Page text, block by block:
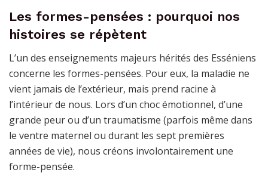
Les formes-pensées : pourquoi nos
histoires se répètent
L’un des enseignements majeurs hérités des Esséniens
concerne les formes-pensées. Pour eux, la maladie ne
vient jamais de l’extérieur, mais prend racine à
l’intérieur de nous. Lors d’un choc émotionnel, d’une
grande peur ou d’un traumatisme (parfois même dans
le ventre maternel ou durant les sept premières
années de vie), nous créons involontairement une
forme-pensée.